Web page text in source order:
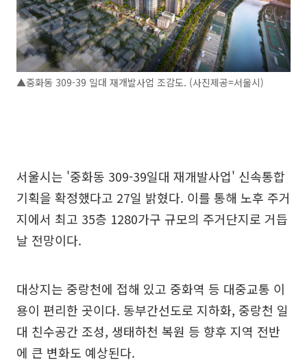
▲중화동 309-39 일대 재개발사업 조감도. (사진제공=서울시)
서울시는 '중화동 309-39일대 재개발사업' 신속통합
기획을 확정했다고 27일 밝혔다. 이를 통해 노후 주거
지에서 최고 35층 1280가구 규모의 주거단지로 거듭
날 전망이다.
대상지는 중랑천에 접해 있고 중화역 등 대중교통 이
용이 편리한 곳이다. 동부간선도로 지하화, 중랑천 일
대 친수공간 조성, 생태하천 복원 등 향후 지역 전반
에 큰 변화도 예상된다.